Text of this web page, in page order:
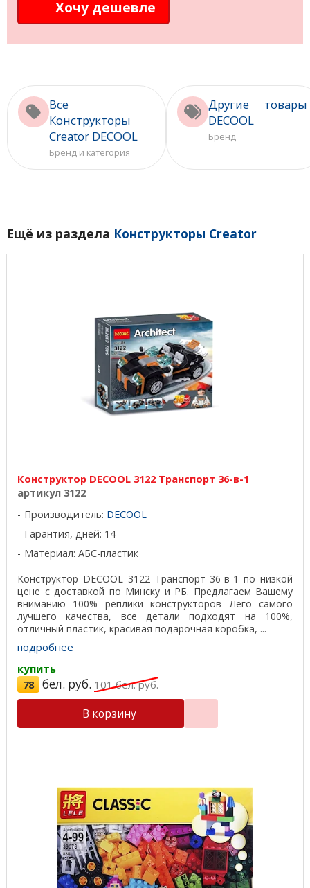
Хочу дешевле
Все
Конструкторы
Creator DECOOL
Бренд и категория
Другие товары
DECOOL
Бренд
Ещё из раздела Конструкторы Creator
Конструктор DECOOL 3122 Транспорт 36-в-1
артикул 3122
Производитель: DECOOL
Гарантия, дней: 14
Материал: АБС-пластик
Конструктор DECOOL 3122 Транспорт 36-в-1 по низкой
цене с доставкой по Минску и РБ. Предлагаем Вашему
вниманию 100% реплики конструкторов Лего самого
лучшего качества, все детали подходят на 100%,
отличный пластик, красивая подарочная коробка, ...
подробнее
купить
78 бел. руб. 101бел. руб.
В корзину